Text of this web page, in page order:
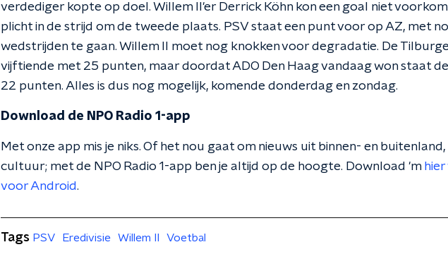
verdediger kopte op doel. Willem II'er Derrick Köhn kon een goal niet
plicht in de strijd om de tweede plaats. PSV staat een punt voor op AZ, met
wedstrijden te gaan. Willem II moet nog knokken voor degradatie. De
vijftiende met 25 punten, maar doordat ADO Den Haag vandaag won staat
22 punten. Alles is dus nog mogelijk, komende donderdag en zondag.
Download de NPO Radio 1-app
Met onze app mis je niks. Of het nou gaat om nieuws uit binnen- en
cultuur; met de NPO Radio 1-app ben je altijd op de hoogte. Download 'm
voor Android.
Tags PSV Eredivisie Willem II Voetbal